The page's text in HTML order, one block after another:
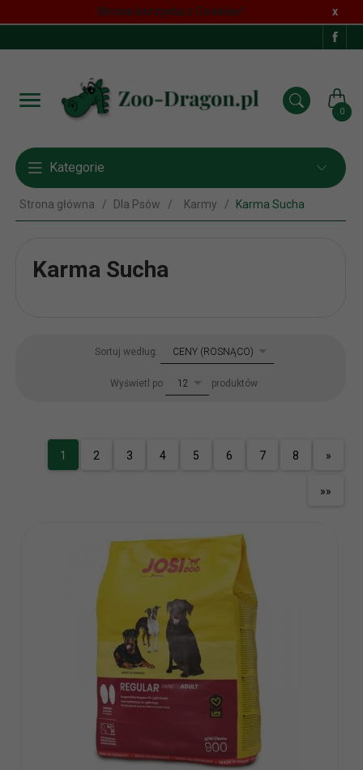
Strona korzysta z Cookies! x
0
Kategorie
Strona główna Dla Psów Karmy Karma Sucha
Karma Sucha
Sortuj według: sortCENY (ROSNĄCO)
Wyświetl po pop12 produktów
1 2 3 4 5 6 7 8 »
»»